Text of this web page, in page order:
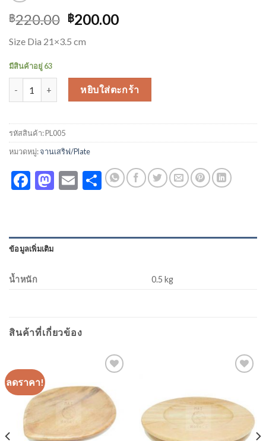
฿220.00 ฿200.00
Size Dia 21×3.5 cm
มีสินค้าอยู่ 63
จำนวน จานวางผลไม้ Fruit Plate ชิ้น
หยิบใส่ตะกร้า
รหัสสินค้า:PL005
หมวดหมู่:จานเสริฟ/Plate
Facebook
Mastodon
EmailShare
ข้อมูลเพิ่มเติม
น้ำหนัก 0.5 kg
สินค้าที่เกี่ยวข้อง
ลดราคา!
Wishlist